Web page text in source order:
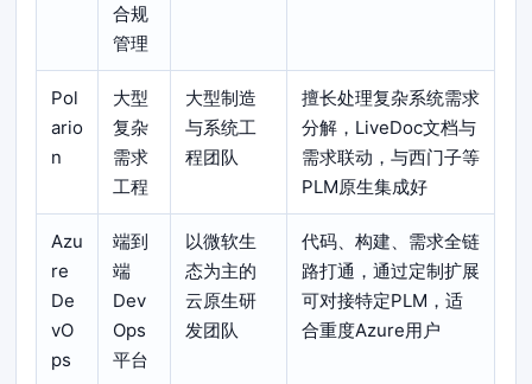
合规
管理
Pol
ario
n
大型
复杂
需求
工程
大型制造
与系统工
程团队
擅长处理复杂系统需求
分解，LiveDoc文档与
需求联动，与西门子等
PLM原生集成好
Azu
re
De
vO
ps
端到
端
Dev
Ops
平台
以微软生
态为主的
云原生研
发团队
代码、构建、需求全链
路打通，通过定制扩展
可对接特定PLM，适
合重度Azure用户